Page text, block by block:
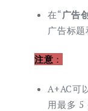
在“ 广告
广告标
注意 ：
A+AC可
用最多 5